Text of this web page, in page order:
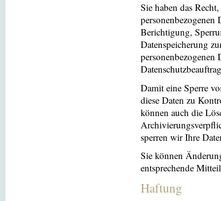
Sie haben das
personenbezogenen
Berichtigung,
Datenspeicherung
personenbezogenen
Damit eine Sperre
diese Daten zu
können auch die
sperren wir Ihre
Sie können
entsprechende
Haftung